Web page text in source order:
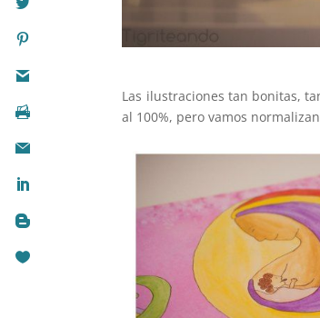
Las ilustraciones tan bonitas,
al 100%, pero vamos